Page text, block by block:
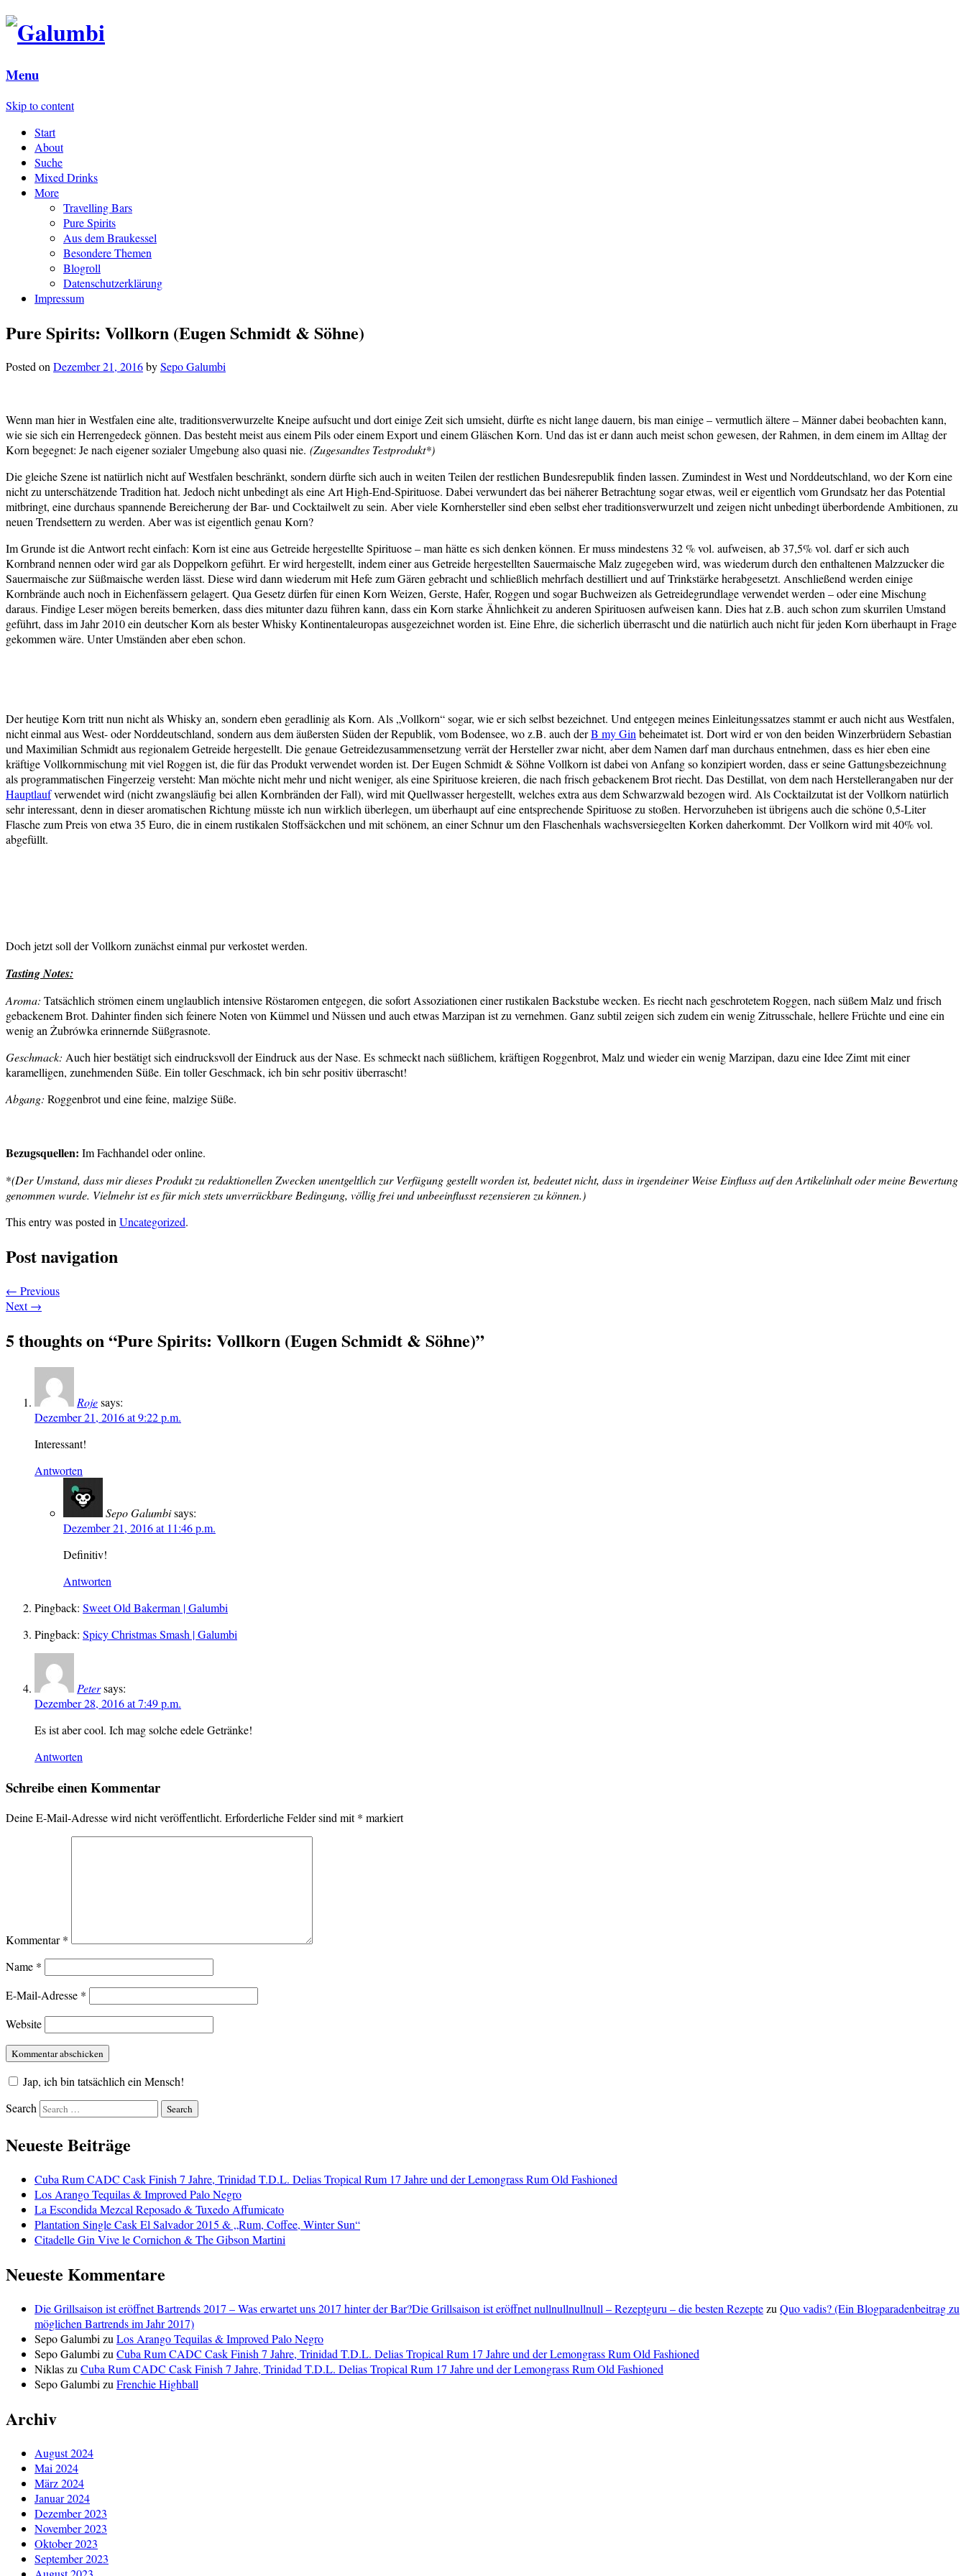
Menu
Skip to content
Start
About
Suche
Mixed Drinks
More
Travelling Bars
Pure Spirits
Aus dem Braukessel
Besondere Themen
Blogroll
Datenschutzerklärung
Impressum
Pure Spirits: Vollkorn (Eugen Schmidt & Söhne)
Posted onDezember 21, 2016bySepo Galumbi
Wenn man hier in Westfalen eine alte, traditionsverwurzelte Kneipe aufsucht und dort einige Zeit sich umsieht, dürfte es nicht lange dauern, bis man einige – vermutlich ältere – Männer dabei beobachten kann,
wie sie sich ein Herrengedeck gönnen. Das besteht meist aus einem Pils oder einem Export und einem Gläschen Korn. Und das ist er dann auch meist schon gewesen, der Rahmen, in dem einem im Alltag der
Korn begegnet: Je nach eigener sozialer Umgebung also quasi nie. (Zugesandtes Testprodukt*)
Die gleiche Szene ist natürlich nicht auf Westfalen beschränkt, sondern dürfte sich auch in weiten Teilen der restlichen Bundesrepublik finden lassen. Zumindest in West und Norddeutschland, wo der Korn eine
nicht zu unterschätzende Tradition hat. Jedoch nicht unbedingt als eine Art High-End-Spirituose. Dabei verwundert das bei näherer Betrachtung sogar etwas, weil er eigentlich vom Grundsatz her das Potential
mitbringt, eine durchaus spannende Bereicherung der Bar- und Cocktailwelt zu sein. Aber viele Kornhersteller sind eben selbst eher traditionsverwurzelt und zeigen nicht unbedingt überbordende Ambitionen, zu
neuen Trendsettern zu werden. Aber was ist eigentlich genau Korn?
Im Grunde ist die Antwort recht einfach: Korn ist eine aus Getreide hergestellte Spirituose – man hätte es sich denken können. Er muss mindestens 32 % vol. aufweisen, ab 37,5% vol. darf er sich auch
Kornbrand nennen oder wird gar als Doppelkorn geführt. Er wird hergestellt, indem einer aus Getreide hergestellten Sauermaische Malz zugegeben wird, was wiederum durch den enthaltenen Malzzucker die
Sauermaische zur Süßmaische werden lässt. Diese wird dann wiederum mit Hefe zum Gären gebracht und schließlich mehrfach destilliert und auf Trinkstärke herabgesetzt. Anschließend werden einige
Kornbrände auch noch in Eichenfässern gelagert. Qua Gesetz dürfen für einen Korn Weizen, Gerste, Hafer, Roggen und sogar Buchweizen als Getreidegrundlage verwendet werden – oder eine Mischung
daraus. Findige Leser mögen bereits bemerken, dass dies mitunter dazu führen kann, dass ein Korn starke Ähnlichkeit zu anderen Spirituosen aufweisen kann. Dies hat z.B. auch schon zum skurrilen Umstand
geführt, dass im Jahr 2010 ein deutscher Korn als bester Whisky Kontinentaleuropas ausgezeichnet worden ist. Eine Ehre, die sicherlich überrascht und die natürlich auch nicht für jeden Korn überhaupt in Frage
gekommen wäre. Unter Umständen aber eben schon.
Der heutige Korn tritt nun nicht als Whisky an, sondern eben geradlinig als Korn. Als „Vollkorn“ sogar, wie er sich selbst bezeichnet. Und entgegen meines Einleitungssatzes stammt er auch nicht aus Westfalen,
nicht einmal aus West- oder Norddeutschland, sondern aus dem äußersten Süden der Republik, vom Bodensee, wo z.B. auch derB my Ginbeheimatet ist. Dort wird er von den beiden Winzerbrüdern Sebastian
und Maximilian Schmidt aus regionalem Getreide hergestellt. Die genaue Getreidezusammensetzung verrät der Hersteller zwar nicht, aber dem Namen darf man durchaus entnehmen, dass es hier eben eine
kräftige Vollkornmischung mit viel Roggen ist, die für das Produkt verwendet worden ist. Der Eugen Schmidt & Söhne Vollkorn ist dabei von Anfang so konzipiert worden, dass er seine Gattungsbezeichnung
als programmatischen Fingerzeig versteht: Man möchte nicht mehr und nicht weniger, als eine Spirituose kreieren, die nach frisch gebackenem Brot riecht. Das Destillat, von dem nach Herstellerangaben nur der
Hauptlaufverwendet wird (nicht zwangsläufig bei allen Kornbränden der Fall), wird mit Quellwasser hergestellt, welches extra aus dem Schwarzwald bezogen wird. Als Cocktailzutat ist der Vollkorn natürlich
sehr interessant, denn in dieser aromatischen Richtung müsste ich nun wirklich überlegen, um überhaupt auf eine entsprechende Spirituose zu stoßen. Hervorzuheben ist übrigens auch die schöne 0,5-Liter
Flasche zum Preis von etwa 35 Euro, die in einem rustikalen Stoffsäckchen und mit schönem, an einer Schnur um den Flaschenhals wachsversiegelten Korken daherkommt. Der Vollkorn wird mit 40% vol.
abgefüllt.
Doch jetzt soll der Vollkorn zunächst einmal pur verkostet werden.
Tasting Notes:
Aroma: Tatsächlich strömen einem unglaublich intensive Röstaromen entgegen, die sofort Assoziationen einer rustikalen Backstube wecken. Es riecht nach geschrotetem Roggen, nach süßem Malz und frisch
gebackenem Brot. Dahinter finden sich feinere Noten von Kümmel und Nüssen und auch etwas Marzipan ist zu vernehmen. Ganz subtil zeigen sich zudem ein wenig Zitrusschale, hellere Früchte und eine ein
wenig an Żubrówka erinnernde Süßgrasnote.
Geschmack: Auch hier bestätigt sich eindrucksvoll der Eindruck aus der Nase. Es schmeckt nach süßlichem, kräftigen Roggenbrot, Malz und wieder ein wenig Marzipan, dazu eine Idee Zimt mit einer
karamelligen, zunehmenden Süße. Ein toller Geschmack, ich bin sehr positiv überrascht!
Abgang: Roggenbrot und eine feine, malzige Süße.
Bezugsquellen: Im Fachhandel oder online.
*(Der Umstand, dass mir dieses Produkt zu redaktionellen Zwecken unentgeltlich zur Verfügung gestellt worden ist, bedeutet nicht, dass in irgendeiner Weise Einfluss auf den Artikelinhalt oder meine Bewertung
genommen wurde. Vielmehr ist es für mich stets unverrückbare Bedingung, völlig frei und unbeeinflusst rezensieren zu können.)
This entry was posted inUncategorized.
Post navigation
← Previous
Next→
5 thoughts on “Pure Spirits: Vollkorn (Eugen Schmidt & Söhne)”
Rojesays:
Dezember 21, 2016 at 9:22 p.m.
Interessant!
Antworten
Sepo Galumbisays:
Dezember 21, 2016 at 11:46 p.m.
Definitiv!
Antworten
Pingback: Sweet Old Bakerman | Galumbi
Pingback: Spicy Christmas Smash | Galumbi
Petersays:
Dezember 28, 2016 at 7:49 p.m.
Es ist aber cool. Ich mag solche edele Getränke!
Antworten
Schreibe einen Kommentar
Deine E-Mail-Adresse wird nicht veröffentlicht. Erforderliche Felder sind mit* markiert
Kommentar*
Name *
E-Mail-Adresse *
Website
Jap, ich bin tatsächlich ein Mensch!
Search
Neueste Beiträge
Cuba Rum CADC Cask Finish 7 Jahre, Trinidad T.D.L. Delias Tropical Rum 17 Jahre und der Lemongrass Rum Old Fashioned
Los Arango Tequilas & Improved Palo Negro
La Escondida Mezcal Reposado & Tuxedo Affumicato
Plantation Single Cask El Salvador 2015 & „Rum, Coffee, Winter Sun“
Citadelle Gin Vive le Cornichon & The Gibson Martini
Neueste Kommentare
Die Grillsaison ist eröffnet Bartrends 2017 – Was erwartet uns 2017 hinter der Bar?Die Grillsaison ist eröffnet nullnullnullnull – Rezeptguru – die besten Rezeptezu Quo vadis? (Ein Blogparadenbeitrag zu
möglichen Bartrends im Jahr 2017)
Sepo Galumbi zu Los Arango Tequilas & Improved Palo Negro
Sepo Galumbi zu Cuba Rum CADC Cask Finish 7 Jahre, Trinidad T.D.L. Delias Tropical Rum 17 Jahre und der Lemongrass Rum Old Fashioned
Niklaszu Cuba Rum CADC Cask Finish 7 Jahre, Trinidad T.D.L. Delias Tropical Rum 17 Jahre und der Lemongrass Rum Old Fashioned
Sepo Galumbi zu Frenchie Highball
Archiv
August 2024
Mai 2024
März 2024
Januar 2024
Dezember 2023
November 2023
Oktober 2023
September 2023